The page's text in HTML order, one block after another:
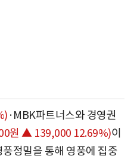
·MBK파트너스와 경영권
원 ▲ 139,000 12.69%)이
정밀을 통해 영풍에 집중